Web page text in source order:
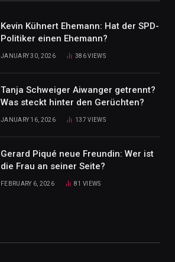
Kevin Kühnert Ehemann: Hat der SPD-
Politiker einen Ehemann?
JANUARY 30, 2026 386VIEWS
Tanja Schweiger Aiwanger getrennt?
Was steckt hinter den Gerüchten?
JANUARY 16, 2026 137VIEWS
Gerard Piqué neue Freundin: Wer ist
die Frau an seiner Seite?
FEBRUARY 6, 2026 81VIEWS